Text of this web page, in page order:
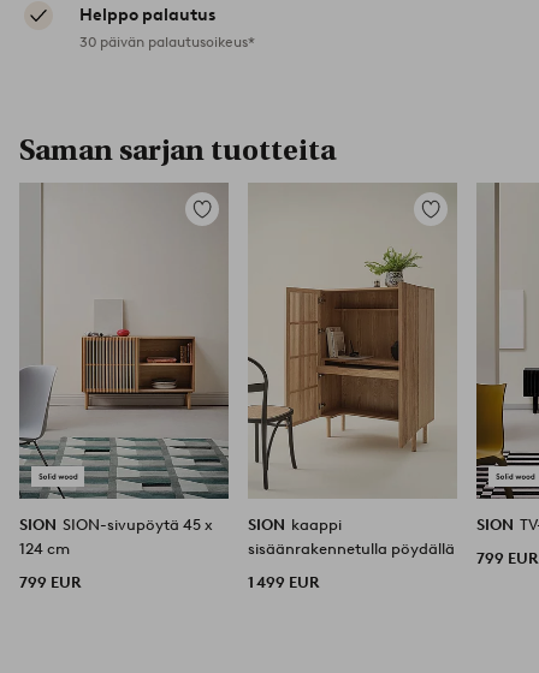
Helppo palautus
30 päivän palautusoikeus*
Saman sarjan tuotteita
Lisää
SION SION-sivupöytä 45 x
124 cm
799 EUR
Lisää
SION kaappi
sisäänrakennetulla pöydällä
1 499 EUR
SION
799 EUR